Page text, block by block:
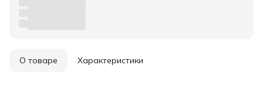
О товаре Характеристики